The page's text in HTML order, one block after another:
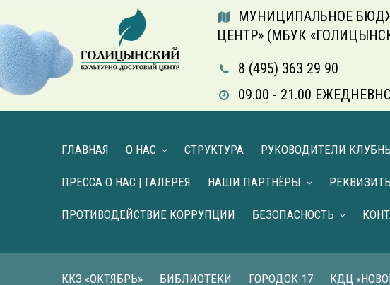
МУНИЦИПАЛЬНОЕ
ЦЕНТР» (МБУК
8 (495) 363 29 90
09.00 - 21.00
ГЛАВНАЯ О НАС СТРУКТУРА РУКОВОДИТЕЛИ
ПРЕССА О НАС | ГАЛЕРЕЯ НАШИ ПАРТНЁРЫ
ПРОТИВОДЕЙСТВИЕ КОРРУПЦИИ БЕЗОПАСНОСТЬ
ККЗ «ОКТЯБРЬ» БИБЛИОТЕКИ ГОРОДОК-17 КДЦ